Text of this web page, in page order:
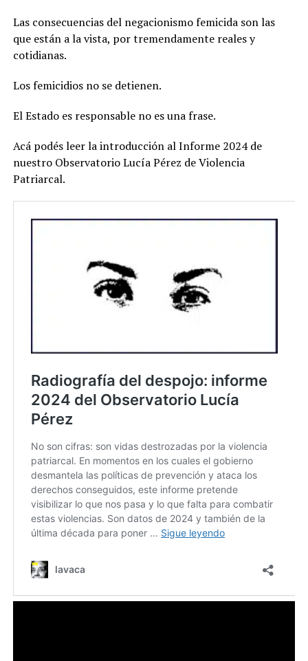
Las consecuencias del negacionismo femicida son las
que están a la vista, por tremendamente reales y
cotidianas.
Los femicidios no se detienen.
El Estado es responsable no es una frase.
Acá podés leer la introducción al Informe 2024 de
nuestro Observatorio Lucía Pérez de Violencia
Patriarcal.